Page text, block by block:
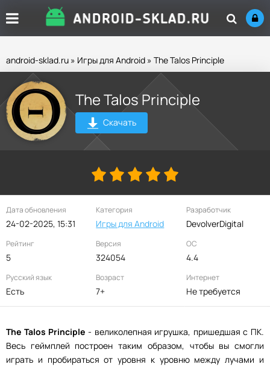
android-sklad.ru » Игры для Android » The Talos Principle
The Talos Principle
Скачать
Дата обновления
24-02-2025, 15:31
Категория
Игры для Android
Разработчик
DevolverDigital
Рейтинг
5
Версия
324054
ОС
4.4
Русский язык
Есть
Возраст
7+
Интернет
Не требуется
The Talos Principle - великолепная игрушка, пришедшая с ПК.
Весь геймплей построен таким образом, чтобы вы смогли
играть и пробираться от уровня к уровню между лучами и